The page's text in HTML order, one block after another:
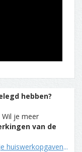
hebben?
je meer
van de
huiswerkopgaven...